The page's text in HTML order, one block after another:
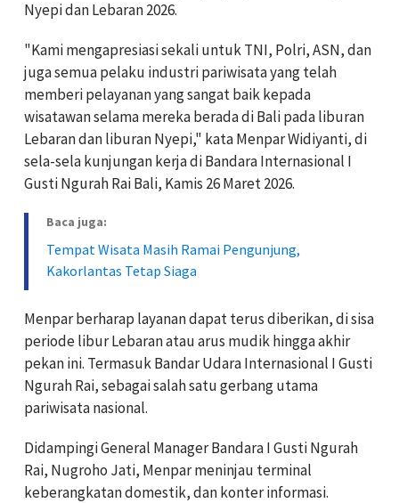
Nyepi dan Lebaran 2026.
"Kami mengapresiasi sekali untuk TNI, Polri, ASN, dan
juga semua pelaku industri pariwisata yang telah
memberi pelayanan yang sangat baik kepada
wisatawan selama mereka berada di Bali pada liburan
Lebaran dan liburan Nyepi," kata Menpar Widiyanti, di
sela-sela kunjungan kerja di Bandara Internasional I
Gusti Ngurah Rai Bali, Kamis 26 Maret 2026.
Baca juga:
Tempat Wisata Masih Ramai Pengunjung,
Kakorlantas Tetap Siaga
Menpar berharap layanan dapat terus diberikan, di sisa
periode libur Lebaran atau arus mudik hingga akhir
pekan ini. Termasuk Bandar Udara Internasional I Gusti
Ngurah Rai, sebagai salah satu gerbang utama
pariwisata nasional.
Didampingi General Manager Bandara I Gusti Ngurah
Rai, Nugroho Jati, Menpar meninjau terminal
keberangkatan domestik, dan konter informasi.